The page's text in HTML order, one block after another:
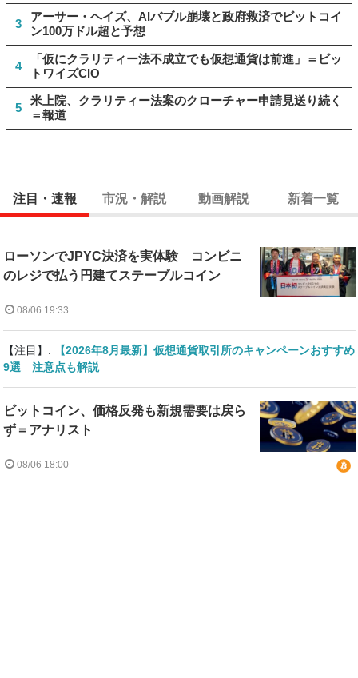
3
アーサー・ヘイズ、AIバブル崩壊と政府救済でビットコイ
ン100万ドル超と予想
4
「仮にクラリティー法不成立でも仮想通貨は前進」＝ビッ
トワイズCIO
5
米上院、クラリティー法案のクローチャー申請見送り続く
＝報道
注目・速報 市況・解説 動画解説 新着一覧
ローソンでJPYC決済を実体験 コンビニ
のレジで払う円建てステーブルコイン
08/06 19:33
【注目】:
【2026年8月最新】仮想通貨取引所のキャンペーンおすすめ
9選 注意点も解説
ビットコイン、価格反発も新規需要は戻ら
ず＝アナリスト
08/06 18:00